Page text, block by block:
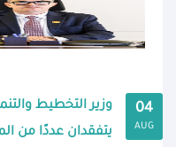
04
AUG
وزير التخطيط
يتفقدان عددًا من